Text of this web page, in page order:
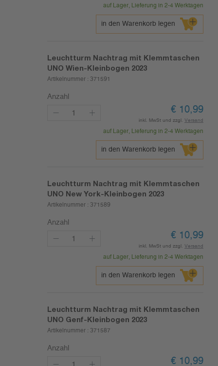
auf Lager, Lieferung in 2-4 Werktagen
in den Warenkorb legen
Leuchtturm Nachtrag mit Klemmtaschen
UNO Wien-Kleinbogen 2023
Artikelnummer : 371591
Anzahl
€ 10,99
inkl. MwSt und zzgl. Versand
auf Lager, Lieferung in 2-4 Werktagen
in den Warenkorb legen
Leuchtturm Nachtrag mit Klemmtaschen
UNO New York-Kleinbogen 2023
Artikelnummer : 371589
Anzahl
€ 10,99
inkl. MwSt und zzgl. Versand
auf Lager, Lieferung in 2-4 Werktagen
in den Warenkorb legen
Leuchtturm Nachtrag mit Klemmtaschen
UNO Genf-Kleinbogen 2023
Artikelnummer : 371587
Anzahl
€ 10,99